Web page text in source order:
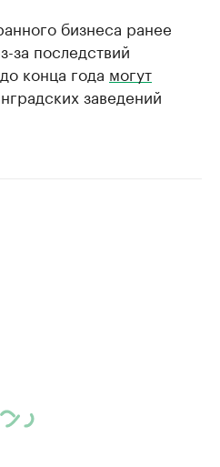
бизнеса ранее
за последствий
конца года могут
заведений